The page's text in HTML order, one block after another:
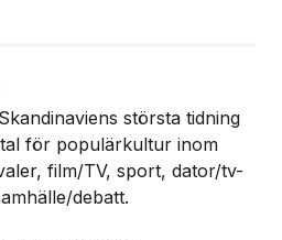
största tidning
för populärkultur inom
film/TV, sport, dator/tv-
debatt.